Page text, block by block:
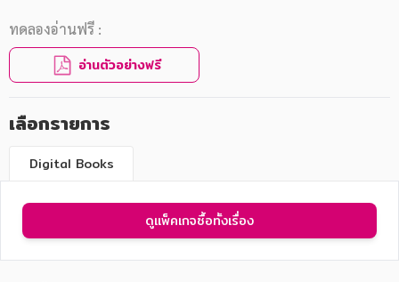
ทดลองอ่านฟรี :
อ่านตัวอย่างฟรี
เลือกรายการ
Digital Books
ดูแพ็คเกจซื้อทั้งเรื่อง